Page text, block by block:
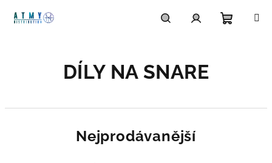
DÍLY NA SNARE
Nejprodávanější